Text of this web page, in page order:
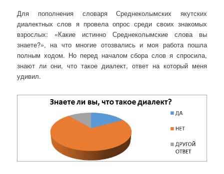
Для пополнения словаря Среднеколымских якутских
диалектных слов я провела опрос среди своих знакомых
взрослых: «Какие истинно Среднеколымские слова вы
знаете?», на что многие отозвались и моя работа пошла
полным ходом. Но перед началом сбора слов я спросила,
знают ли они, что такое диалект, ответ на который меня
удивил.